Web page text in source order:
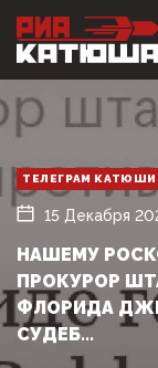
ТЕЛЕГРАМ КАТЮШИ
15 Декабря
НАШЕМУ
ПРОКУРОР
ФЛОРИДА
СУДЕБ...